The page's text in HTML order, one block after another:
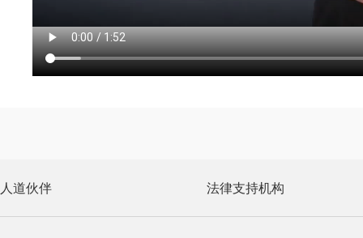
人道伙伴 法律支持机构